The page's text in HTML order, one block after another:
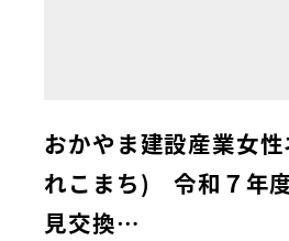
おかやま建設産業女
れこまち) 令和７年
見交換…